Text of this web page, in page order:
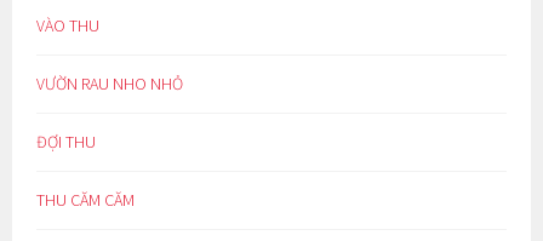
VÀO THU
VƯỜN RAU NHO NHỎ
ĐỢI THU
THU CĂM CĂM